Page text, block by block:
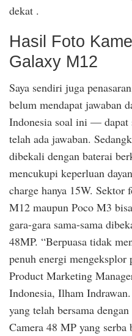
dekat .
Hasil Foto
Galaxy M12
Saya sendiri juga
belum mendapat jawaban
Indonesia soal ini — dapat
telah ada jawaban.
dibekali dengan baterai
mencukupi keperluan
charge hanya 15W. Sektor
M12 maupun Poco M3
gara-gara sama-sama
48MP. “Berpuasa tidak
penuh energi
Product Marketing
Indonesia, Ilham
yang telah bersama
Camera 48 MP yang serba